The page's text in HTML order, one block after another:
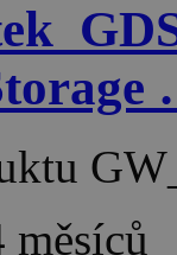
měsíců